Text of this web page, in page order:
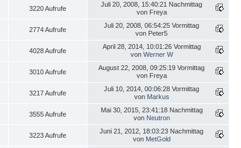
3220 Aufrufe
Juli 20, 2008, 15:40:21 Nachmittag
von Freya
2774 Aufrufe
Juli 20, 2008, 06:54:25 Vormittag
von Peter5
4028 Aufrufe
April 28, 2014, 10:01:26 Vormittag
von Werner W
3010 Aufrufe
August 22, 2008, 09:25:19 Vormittag
von Freya
3217 Aufrufe
Juli 10, 2014, 00:06:28 Vormittag
von Markus
3555 Aufrufe
Mai 30, 2015, 23:41:18 Nachmittag
von Neutron
3223 Aufrufe
Juni 21, 2012, 18:03:23 Nachmittag
von MetGold